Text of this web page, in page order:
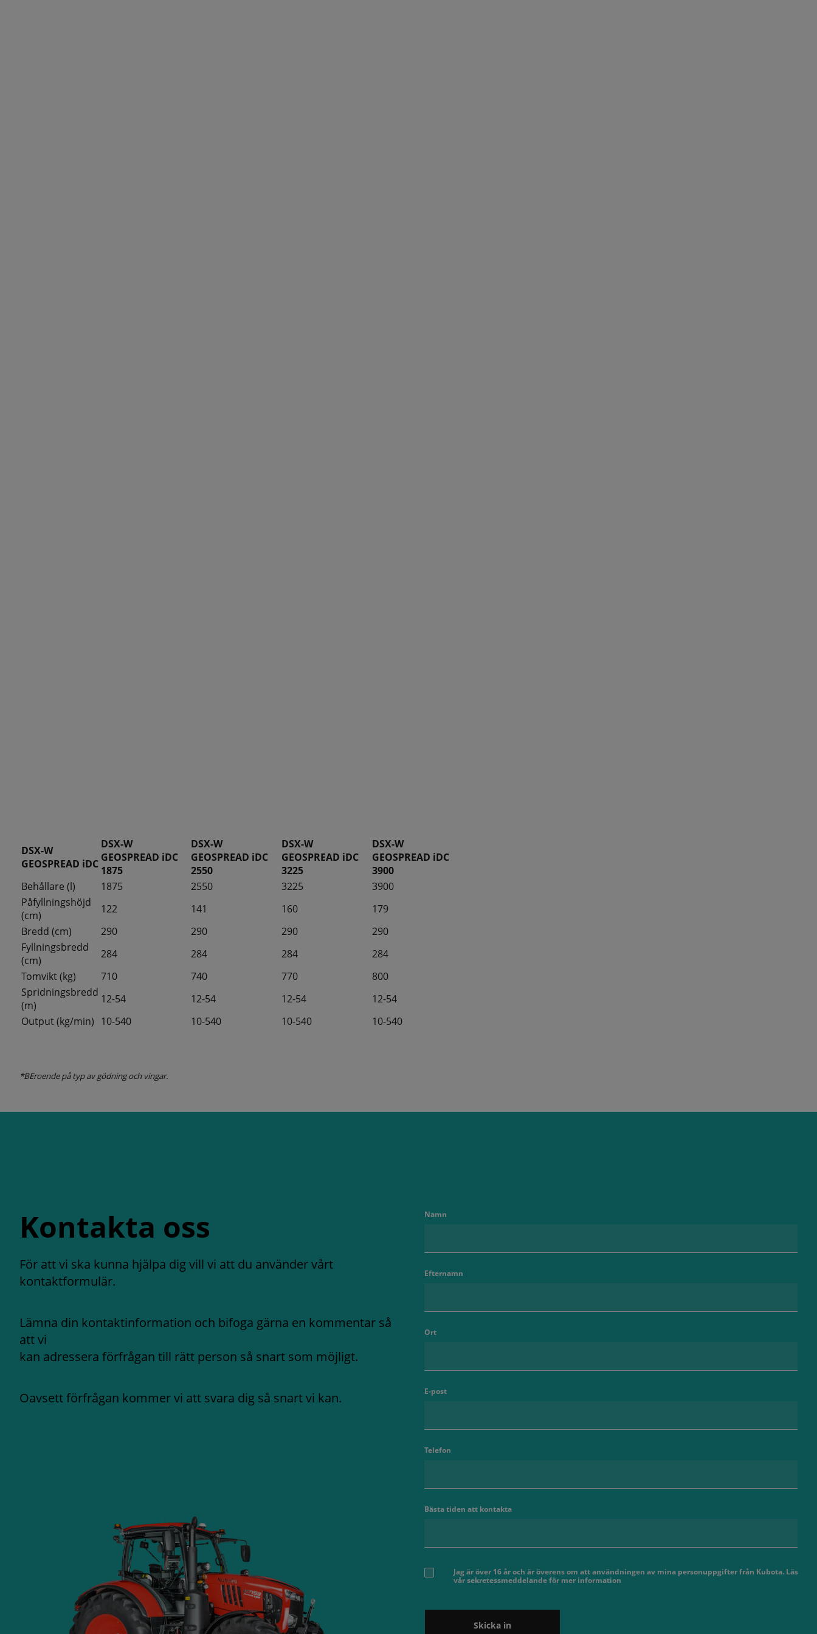
DSX-W
GEOSPREAD iDC
DSX-W
GEOSPREAD iDC
1875
DSX-W
GEOSPREAD iDC
2550
DSX-W
GEOSPREAD iDC
3225
DSX-W
GEOSPREAD iDC
3900
Behållare (l)
1875 2550 3225
3900
Påfyllningshöjd
(cm)
122 141 160
179
Bredd (cm)
290 290 290
290
Fyllningsbredd
(cm)
284 284 284
284
Tomvikt (kg)
710 740 770
800
Spridningsbredd
(m)
12-54 12-54 12-54
12-54
Output (kg/min) 10-540 10-540 10-540 10-540
*BEroende på typ av gödning och vingar.
Kontakta oss
För att vi ska kunna hjälpa dig vill vi att du använder vårt
kontaktformulär.
Lämna din kontaktinformation och bifoga gärna en kommentar så
att vi
kan adressera förfrågan till rätt person så snart som möjligt.
Oavsett förfrågan kommer vi att svara dig så snart vi kan.
Namn
Efternamn
Ort
E-post
Telefon
Bästa tiden att kontakta
Jag är över 16 år och är överens om att användningen av mina personuppgifter från Kubota. Läs
vår sekretessmeddelande för mer information
Skicka in